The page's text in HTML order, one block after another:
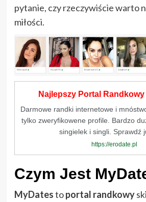
pytanie, czy rzeczywiście warto
miłości.
Najlepszy Portal Randkowy
Darmowe randki internetowe i
tylko zweryfikowene profile. Bardzo
singielek i singli. Sprawdź
https://erodate.pl
Czym Jest
MyDatestoportal randkowy